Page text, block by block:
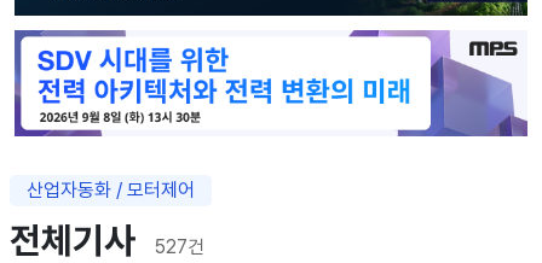
산업자동화 / 모터제어
전체기사 527건